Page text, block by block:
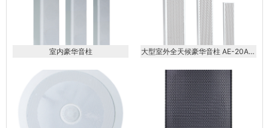
室内豪华音柱
大型室外全天候豪华音柱 AE-20AE-